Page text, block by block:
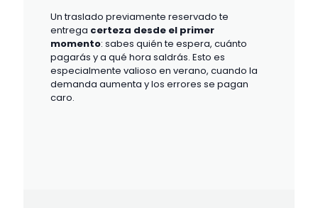
Un traslado previamente reservado te
entrega certeza desde el primer
momento: sabes quién te espera, cuánto
pagarás y a qué hora saldrás. Esto es
especialmente valioso en verano, cuando la
demanda aumenta y los errores se pagan
caro.